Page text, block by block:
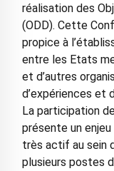
réalisation des
(ODD). Cette
propice à
entre les Etats
et d’autres
d’expériences et
La participation
présente un
très actif au sein
plusieurs postes